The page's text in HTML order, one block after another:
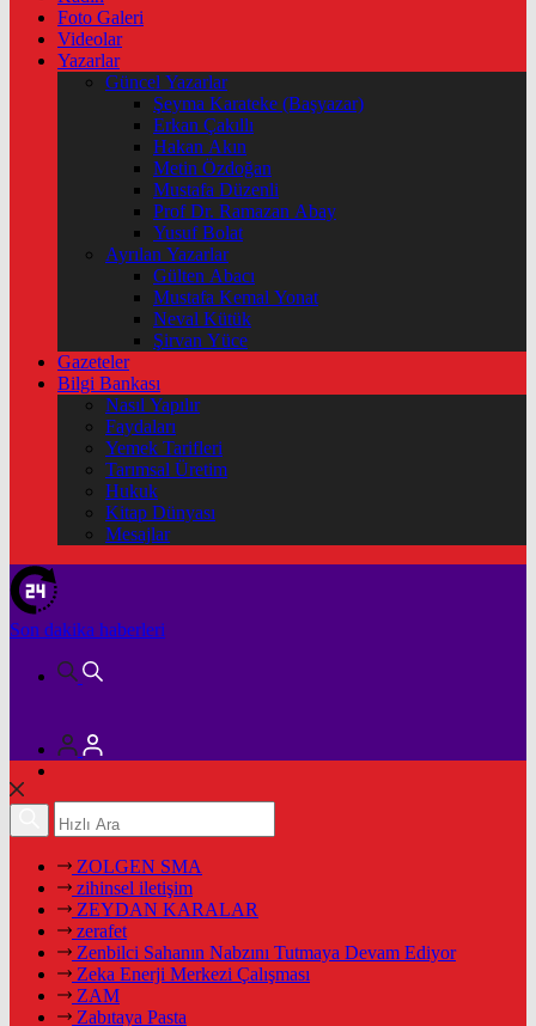
Foto Galeri
Videolar
Yazarlar
Güncel Yazarlar
Şeyma Karateke (Başyazar)
Erkan Çakıllı
Hakan Akın
Metin Özdoğan
Mustafa Düzenli
Prof Dr. Ramazan Abay
Yusuf Bolat
Ayrılan Yazarlar
Gülten Abacı
Mustafa Kemal Yonat
Neval Kütük
Şirvan Yüce
Gazeteler
Bilgi Bankası
Nasıl Yapılır
Faydaları
Yemek Tarifleri
Tarımsal Üretim
Hukuk
Kitap Dünyası
Mesajlar
Son dakika haberleri
ZOLGEN SMA
zihinsel iletişim
ZEYDAN KARALAR
zerafet
Zenbilci Sahanın Nabzını Tutmaya Devam Ediyor
Zeka Enerji Merkezi Çalışması
ZAM
Zabıtaya Pasta